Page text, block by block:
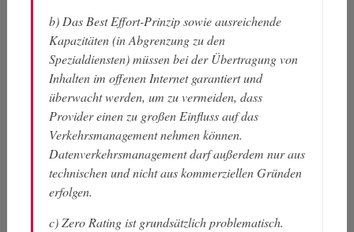
b) Das Best Effort-Prinzip sowie ausreichende
Kapazitäten (in Abgrenzung zu den
Spezialdiensten) müssen bei der Übertragung von
Inhalten im offenen Internet garantiert und
überwacht werden, um zu vermeiden, dass
Provider einen zu großen Einfluss auf das
Verkehrsmanagement nehmen können.
Datenverkehrsmanagement darf außerdem nur aus
technischen und nicht aus kommerziellen Gründen
erfolgen.
c) Zero Rating ist grundsätzlich problematisch.